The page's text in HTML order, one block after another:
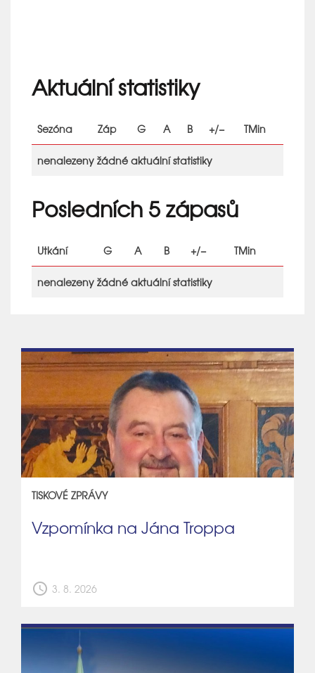
Aktuální statistiky
Sezóna Záp G A B +/− TMin
nenalezeny žádné aktuální statistiky
Posledních 5 zápasů
Utkání G A B +/− TMin
nenalezeny žádné aktuální statistiky
TISKOVÉ ZPRÁVY
Vzpomínka na Jána Troppa
schedule 3. 8. 2026